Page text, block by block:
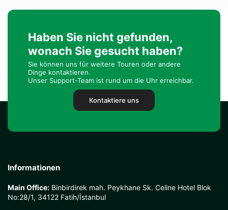
Haben Sie nicht gefunden,
wonach Sie gesucht haben?
Sie können uns für weitere Touren oder andere
Dinge kontaktieren.
Unser Support-Team ist rund um die Uhr erreichbar.
Kontaktiere uns
Informationen
Main Office: Binbirdirek mah. Peykhane Sk. Celine Hotel Blok
No:28/1, 34122 Fatih/İstanbul